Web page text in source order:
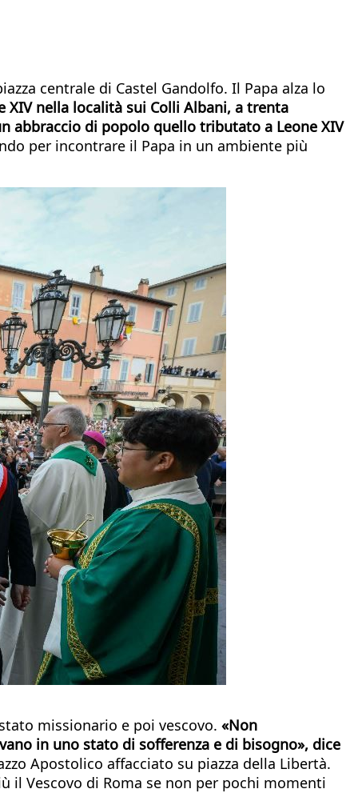
centrale di Castel Gandolfo. Il Papa alza lo
XIV nella località sui Colli Albani, a trenta
abbraccio di popolo quello tributato a Leone XIV
per incontrare il Papa in un ambiente più
missionario e poi vescovo. «Non
in uno stato di sofferenza e di bisogno», dice
Apostolico affacciato su piazza della Libertà.
il Vescovo di Roma se non per pochi momenti